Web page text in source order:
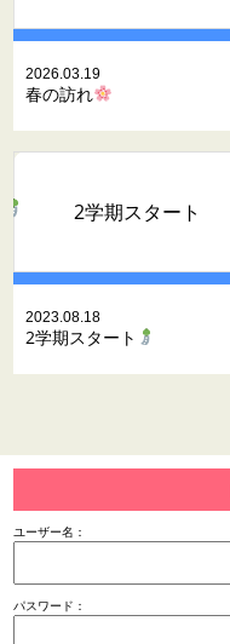
2026.03.19
春の訪れ
2学期スタート
2023.08.18
2学期スタート
ユーザー名：
パスワード：